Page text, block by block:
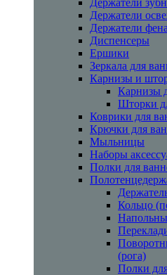
Держатели
Держатели фена
Диспенсеры
Ершики
Зеркала для
Карнизы и
Карнизы
Шторки
Коврики для
Крючки для
Мыльницы
Наборы
Полки для
Кольцо
(рога)
Полки